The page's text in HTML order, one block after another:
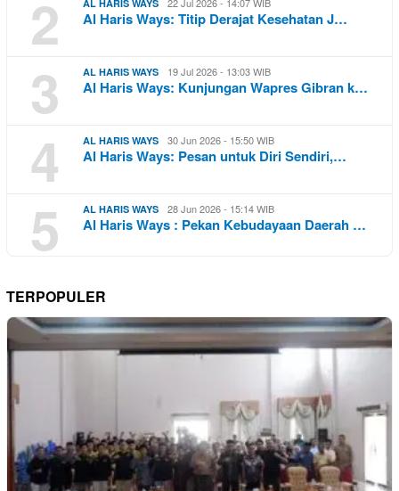
2 AL HARIS WAYS
Al Haris Ways: Titip Derajat Kesehatan J…
3 AL HARIS WAYS 19 Jul 2026 - 13:03 WIB
Al Haris Ways: Kunjungan Wapres Gibran k…
4 AL HARIS WAYS 30 Jun 2026 - 15:50 WIB
Al Haris Ways: Pesan untuk Diri Sendiri,…
5 AL HARIS WAYS 28 Jun 2026 - 15:14 WIB
Al Haris Ways : Pekan Kebudayaan Daerah …
TERPOPULER